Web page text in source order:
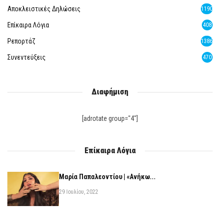
Αποκλειστικές Δηλώσεις 1190
Επίκαιρα Λόγια 408
Ρεπορτάζ 1386
Συνεντεύξεις 470
Διαφήμιση
[adrotate group="4"]
Επίκαιρα Λόγια
Μαρία Παπαλεοντίου | «Ανήκω...
29 Ιουλίου, 2022